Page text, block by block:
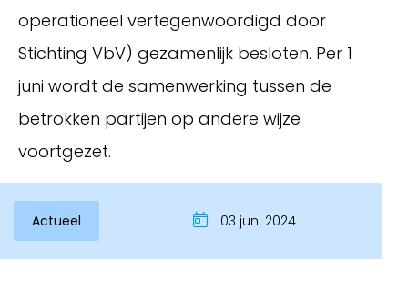
operationeel vertegenwoordigd door
Stichting VbV) gezamenlijk besloten. Per 1
juni wordt de samenwerking tussen de
betrokken partijen op andere wijze
voortgezet.
Actueel 03 juni 2024